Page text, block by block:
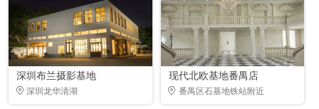
深圳布兰摄影基地
深圳龙华清湖
现代北欧基地番禺店
番禺区石基地铁站附近